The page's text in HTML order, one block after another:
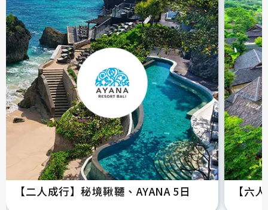
【二人成行】秘境鞦韆、AYANA 5日 【六